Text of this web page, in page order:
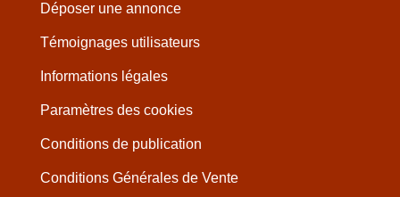
Déposer une annonce
Témoignages utilisateurs
Informations légales
Paramètres des cookies
Conditions de publication
Conditions Générales de Vente